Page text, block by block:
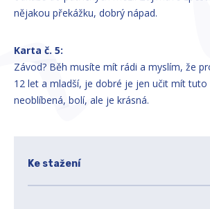
nějakou překážku, dobrý nápad.
Karta č. 5:
Závod? Běh musíte mít rádi a myslím, že
12 let a mladší, je dobré je jen učit mít tuto
neoblíbená, bolí, ale je krásná.
Ke stažení